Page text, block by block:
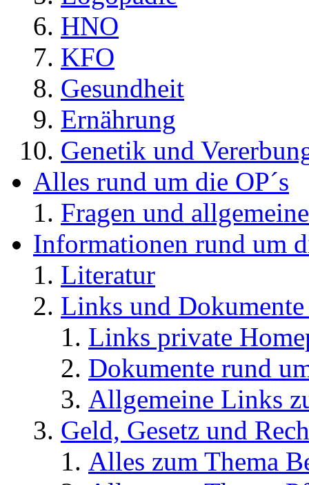
HNO
KFO
Gesundheit
Ernährung
Genetik und
Alles rund um die OP´s
Fragen und
Informationen rund um
Literatur
Links und
Links private
Dokumente rund
Allgemeine Links
Geld, Gesetz und
Alles zum Thema